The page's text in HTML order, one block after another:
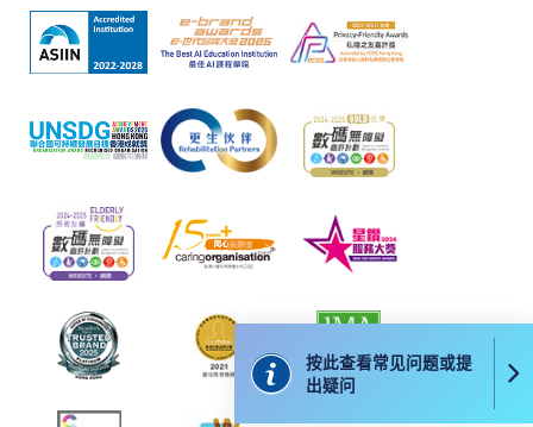
按此查看常见问题或提
出疑问
折